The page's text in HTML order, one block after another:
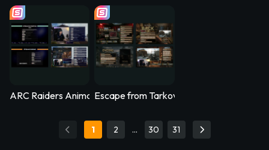
ARC Raiders Animated Stream Overlay – Arcfall
Escape from Tarkov Animated Stream
1 2 … 30 31